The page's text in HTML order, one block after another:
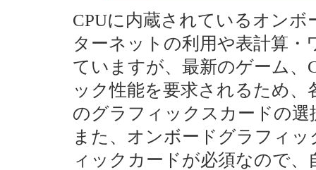
CPUに内蔵されているオン
ターネットの利用や表計算
ていますが、最新のゲーム、
ック性能を要求されるため
のグラフィックスカードの
また、オンボードグラフィ
ィックカードが必須なので